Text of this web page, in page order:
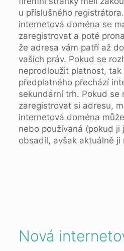
u příslušného
internetová doména se
zaregistrovat a poté
že adresa vám patří až
vašich práv. Pokud se
neprodloužit platnost, tak
předplatného přechází
sekundární trh. Pokud se
zaregistrovat si adresu,
internetová doména
nebo používaná (pokud ji
obsadil, avšak aktuálně ji
Nová